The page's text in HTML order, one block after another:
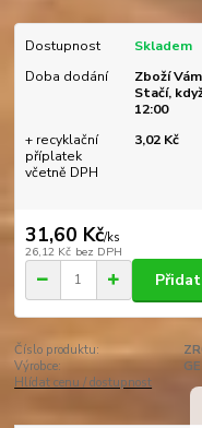
Dostupnost
Skladem
Doba dodání
Zboží
Stačí,
12:00
+ recyklační
příplatek
včetně DPH
3,02 Kč
31,60 Kč/ks
26,12 Kč bez DPH
Číslo produktu:
Výrobce:
Hlídat cenu / dostupnost